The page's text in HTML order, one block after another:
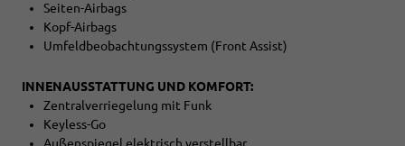
Seiten-Airbags
Kopf-Airbags
Umfeldbeobachtungssystem (Front Assist)
INNENAUSSTATTUNG UND KOMFORT:
Zentralverriegelung mit Funk
Keyless-Go